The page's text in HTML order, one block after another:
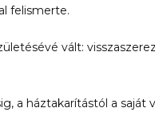
felismerte.
vált:
a háztakarítástól a saját